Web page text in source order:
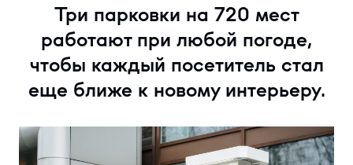
Три парковки на 720 мест
работают при любой погоде,
чтобы каждый посетитель стал
еще ближе к новому интерьеру.